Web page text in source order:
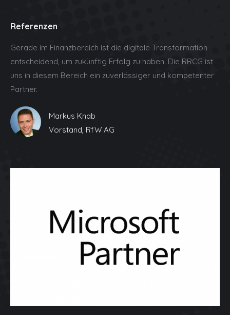
Referenzen
Gerade im Finanzbereich ist die digitale Transformation
entscheidend, um zukünftig Erfolg zu haben. Die RRCG ist
uns in diesem Bereich ein zuverlässiger und kompetenter
Partner.
Markus Knab
Vorstand, RfW AG